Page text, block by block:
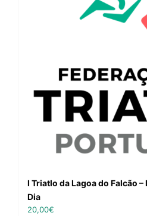
I Triatlo da Lagoa do Falcão
Dia
20,00€